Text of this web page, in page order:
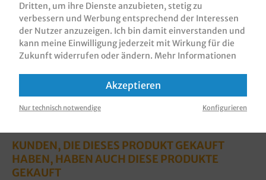
Bewertungen
Informationen zur Produktsicherheit
KUNDEN, DIE DIESES PRODUKT GEKAUFT
HABEN, HABEN AUCH DIESE PRODUKTE
GEKAUFT
Dritten, um ihre Dienste anzubieten, stetig zu
verbessern und Werbung entsprechend der Interessen
der Nutzer anzuzeigen. Ich bin damit einverstanden und
kann meine Einwilligung jederzeit mit Wirkung für die
Zukunft widerrufen oder ändern. Mehr Informationen
Akzeptieren
Nur technisch notwendige Konfigurieren